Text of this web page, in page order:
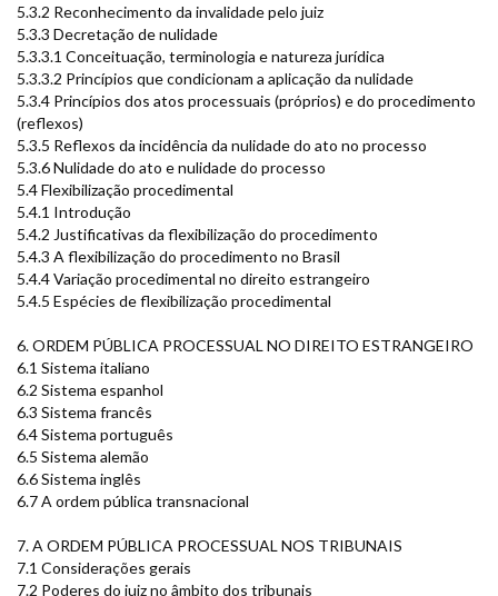
5.3.2 Reconhecimento da invalidade pelo juiz
5.3.3 Decretação de nulidade
5.3.3.1 Conceituação, terminologia e natureza jurídica
5.3.3.2 Princípios que condicionam a aplicação da nulidade
5.3.4 Princípios dos atos processuais (próprios) e do procedimento
(reflexos)
5.3.5 Reflexos da incidência da nulidade do ato no processo
5.3.6 Nulidade do ato e nulidade do processo
5.4 Flexibilização procedimental
5.4.1 Introdução
5.4.2 Justificativas da flexibilização do procedimento
5.4.3 A flexibilização do procedimento no Brasil
5.4.4 Variação procedimental no direito estrangeiro
5.4.5 Espécies de flexibilização procedimental
6. ORDEM PÚBLICA PROCESSUAL NO DIREITO ESTRANGEIRO
6.1 Sistema italiano
6.2 Sistema espanhol
6.3 Sistema francês
6.4 Sistema português
6.5 Sistema alemão
6.6 Sistema inglês
6.7 A ordem pública transnacional
7. A ORDEM PÚBLICA PROCESSUAL NOS TRIBUNAIS
7.1 Considerações gerais
7.2 Poderes do juiz no âmbito dos tribunais